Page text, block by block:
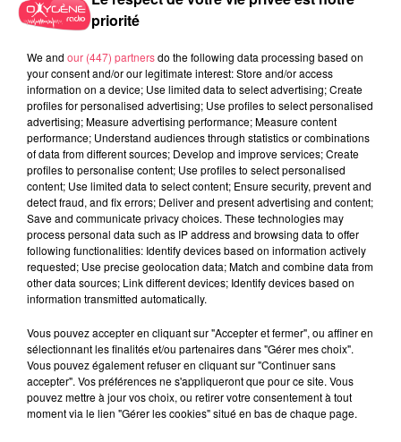
Emission METAL ZONE N° 945 Spéciale REDSTONE du 19 Janvier
2025 Part 1
priorité
We and our (447) partnersdo the following data processing based on
your consent and/or our legitimate interest: Store and/or access
information on a device; Use limited data to select advertising; Create
profiles for personalised advertising; Use profiles to select personalised
advertising; Measure advertising performance; Measure content
performance; Understand audiences through statistics or combinations
of data from different sources; Develop and improve services; Create
profiles to personalise content; Use profiles to select personalised
content; Use limited data to select content; Ensure security, prevent and
detect fraud, and fix errors; Deliver and present advertising and content;
Save and communicate privacy choices. These technologies may
process personal data such as IP address and browsing data to offer
following functionalities: Identify devices based on information actively
requested; Use precise geolocation data; Match and combine data from
other data sources; Link different devices; Identify devices based on
information transmitted automatically.
Vous pouvez accepter en cliquant sur "Accepter et fermer", ou affiner en
sélectionnant les finalités et/ou partenaires dans "Gérer mes choix".
Vous pouvez également refuser en cliquant sur "Continuer sans
accepter". Vos préférences ne s'appliqueront que pour ce site. Vous
pouvez mettre à jour vos choix, ou retirer votre consentement à tout
moment via le lien "Gérer les cookies" situé en bas de chaque page.